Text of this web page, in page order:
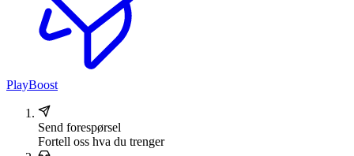
PlayBoost
Send forespørsel
Fortell oss hva du trenger